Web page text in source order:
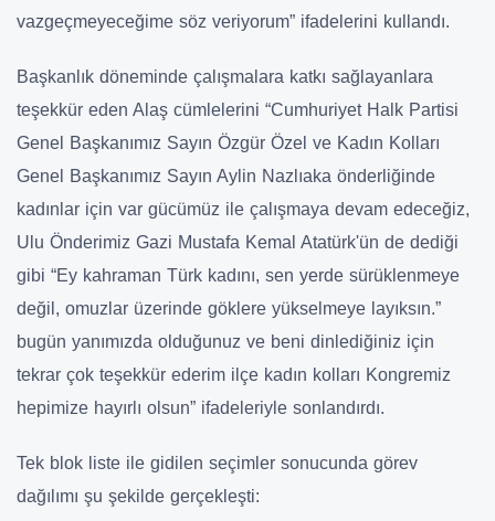
vazgeçmeyeceğime söz veriyorum” ifadelerini kullandı.
Başkanlık döneminde çalışmalara katkı sağlayanlara
teşekkür eden Alaş cümlelerini “Cumhuriyet Halk Partisi
Genel Başkanımız Sayın Özgür Özel ve Kadın Kolları
Genel Başkanımız Sayın Aylin Nazlıaka önderliğinde
kadınlar için var gücümüz ile çalışmaya devam edeceğiz,
Ulu Önderimiz Gazi Mustafa Kemal Atatürk'ün de dediği
gibi “Ey kahraman Türk kadını, sen yerde sürüklenmeye
değil, omuzlar üzerinde göklere yükselmeye layıksın.”
bugün yanımızda olduğunuz ve beni dinlediğiniz için
tekrar çok teşekkür ederim ilçe kadın kolları Kongremiz
hepimize hayırlı olsun” ifadeleriyle sonlandırdı.
Tek blok liste ile gidilen seçimler sonucunda görev
dağılımı şu şekilde gerçekleşti: